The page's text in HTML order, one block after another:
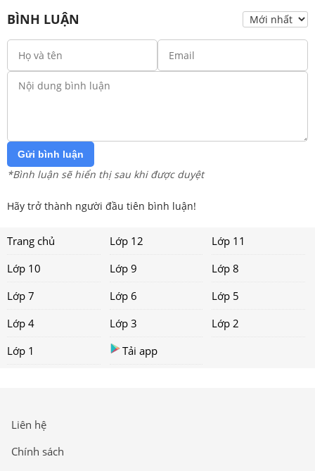
BÌNH LUẬN
Gửi bình luận
*Bình luận sẽ hiển thị sau khi được duyệt
Hãy trở thành người đầu tiên bình luận!
Trang chủ Lớp 12
Lớp 11
Lớp 10
Lớp 9
Lớp 8
Lớp 7
Lớp 6
Lớp 5
Lớp 4
Lớp 3
Lớp 2
Lớp 1
Tải app
Liên hệ
Chính sách